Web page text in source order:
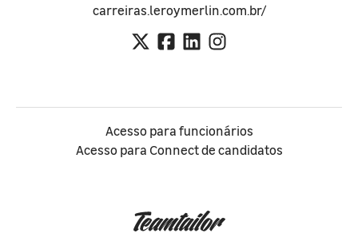
carreiras.leroymerlin.com.br/
Acesso para funcionários
Acesso para Connect de candidatos